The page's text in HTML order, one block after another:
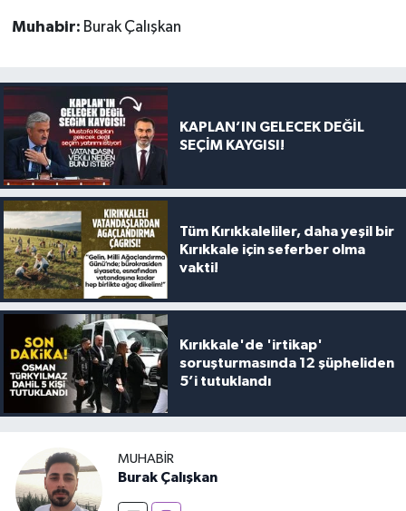
Muhabir: Burak Çalışkan
KAPLAN’IN GELECEK DEĞİL
SEÇİM KAYGISI!
Tüm Kırıkkaleliler, daha yeşil bir
Kırıkkale için seferber olma
vakti!
Kırıkkale'de 'irtikap'
soruşturmasında 12 şüpheliden
5’i tutuklandı
MUHABIR
Burak Çalışkan